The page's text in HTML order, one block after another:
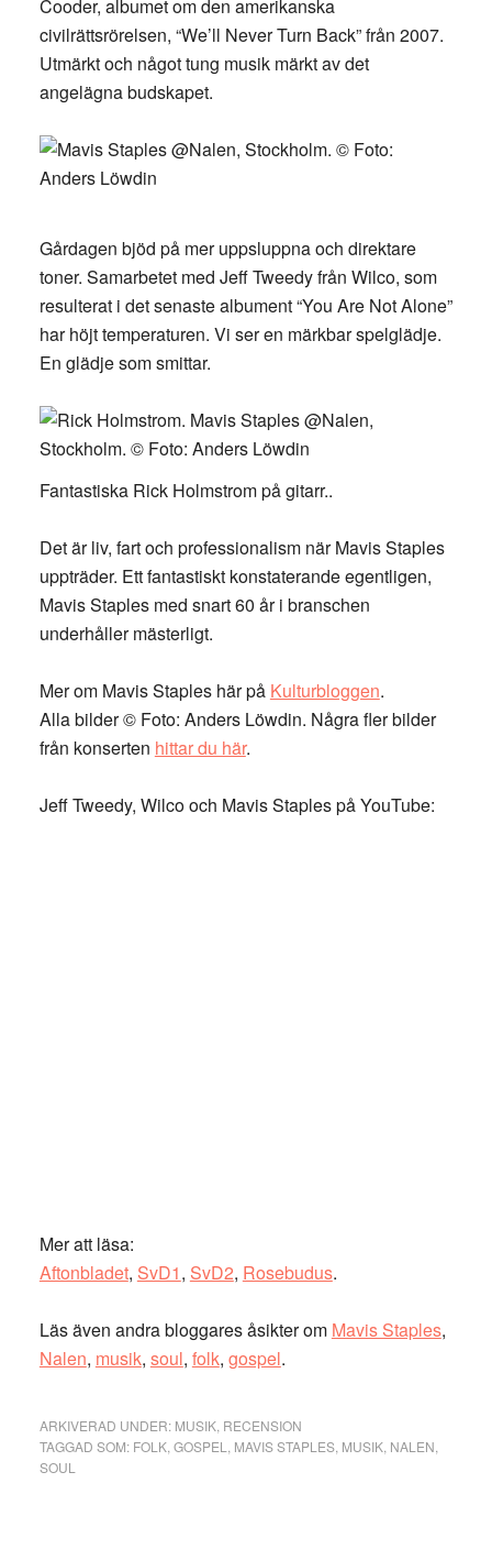
Cooder, albumet om den amerikanska
civilrättsrörelsen, “We’ll Never Turn Back” från 2007.
Utmärkt och något tung musik märkt av det
angelägna budskapet.
Gårdagen bjöd på mer uppsluppna och direktare
toner. Samarbetet med Jeff Tweedy från Wilco, som
resulterat i det senaste albument “You Are Not Alone”
har höjt temperaturen. Vi ser en märkbar spelglädje.
En glädje som smittar.
Fantastiska Rick Holmstrom på gitarr..
Det är liv, fart och professionalism när Mavis Staples
uppträder. Ett fantastiskt konstaterande egentligen,
Mavis Staples med snart 60 år i branschen
underhåller mästerligt.
Mer om Mavis Staples här på Kulturbloggen.
Alla bilder © Foto: Anders Löwdin. Några fler bilder
från konserten hittar du här.
Jeff Tweedy, Wilco och Mavis Staples på YouTube:
Mer att läsa:
Aftonbladet, SvD1, SvD2, Rosebudus.
Läs även andra bloggares åsikter om Mavis Staples,
Nalen, musik, soul, folk, gospel.
ARKIVERAD UNDER: MUSIK, RECENSION
TAGGAD SOM: FOLK, GOSPEL MAVIS STAPLES, MUSIK, NALEN
SOUL